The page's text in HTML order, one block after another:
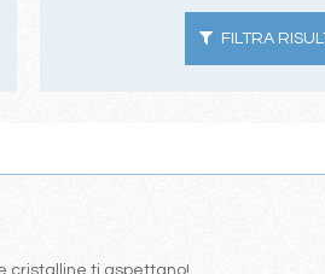
FILTRA
cristalline ti aspettano!